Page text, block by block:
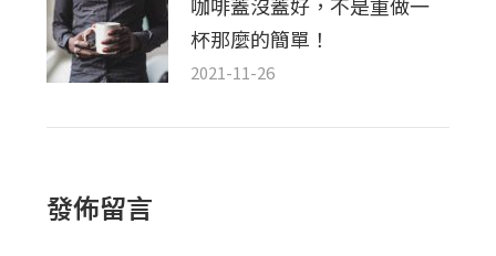
杯那麼的簡單！
2021-11-26
發佈留言